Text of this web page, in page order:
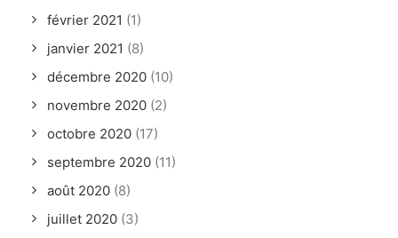
février 2021 (1)
janvier 2021 (8)
décembre 2020 (10)
novembre 2020 (2)
octobre 2020 (17)
septembre 2020 (11)
août 2020 (8)
juillet 2020 (3)